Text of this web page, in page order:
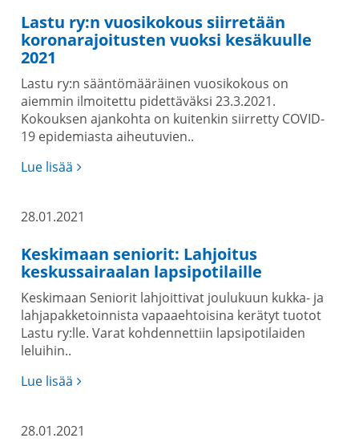
Lastu ry:n vuosikokous siirretään
koronarajoitusten vuoksi kesäkuulle
2021
Lastu ry:n sääntömääräinen vuosikokous on
aiemmin ilmoitettu pidettäväksi 23.3.2021.
Kokouksen ajankohta on kuitenkin siirretty COVID-
19 epidemiasta aiheutuvien..
Lue lisää
28.01.2021
Keskimaan seniorit: Lahjoitus
keskussairaalan lapsipotilaille
Keskimaan Seniorit lahjoittivat joulukuun kukka- ja
lahjapakketoinnista vapaaehtoisina kerätyt tuotot
Lastu ry:lle. Varat kohdennettiin lapsipotilaiden
leluihin..
Lue lisää
28.01.2021